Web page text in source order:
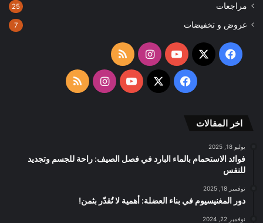
مراجعات 25
عروض و تخفيضات 7
فيسبوك
‫X
‫YouTubeانستقرامملخص
الموقع
فيسبوك
‫X
‫YouTubeانستقرامملخص
اخر المقالات
يوليو 18, 2025
فوائد الاستحمام بالماء البارد في فصل الصيف: راحة للجسم وتجديد
للنفس
نوفمبر 18, 2025
دور المغنيسيوم في بناء العضلة: أهمية لا تُقدّر بثمن!
نوفمبر 22, 2024